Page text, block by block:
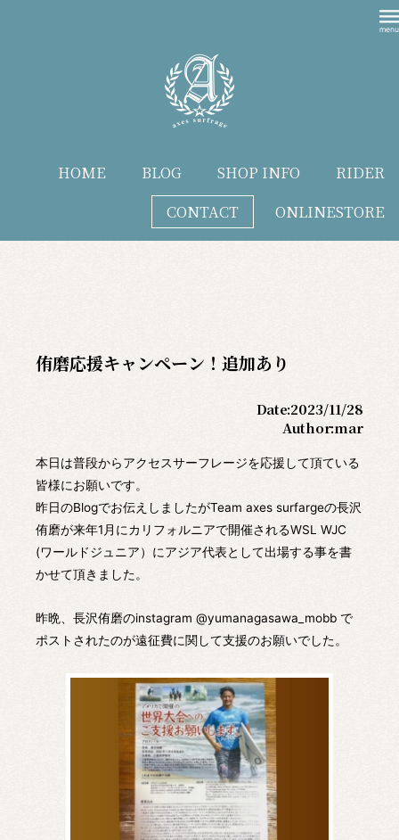
HOME BLOG SHOP INFO
RIDER
CONTACT
ONLINESTORE
侑磨応援キャンペーン！追加あり
Date:2023/11/28
Author:mar
本日は普段からアクセスサーフレージを応援して頂ている
皆様にお願いです。
昨日のBlogでお伝えしましたがTeam axes surfargeの長沢
侑磨が来年1月にカリフォルニアで開催されるWSL WJC
(ワールドジュニア）にアジア代表として出場する事を書
かせて頂きました。
昨晩、長沢侑磨のinstagram @yumanagasawa_mobb で
ポストされたのが遠征費に関して支援のお願いでした。